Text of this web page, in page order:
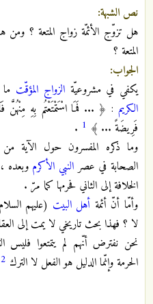
نص الشبهة:
هل تزوّج الأئمّة زواج المتعة ؟
المتعة ؟
الجواب:
يكفي في مشروعيّةالزواج المؤقّت
الكريم : ﴿ ... فَمَا اسْتَمْتَعْتُم بِهِ مِنْهُنَّ
فَرِيضَةً ... ﴾ 1
.
وما ذكره المفسرون حول الآية
الصحابة في عصر النبي الأكرم وبعده
الخلافة إلى الثاني فحرمها كما مرّ .
وأمّا أنّ أئمة أهل البيت (عليهم
لا ؟ فهذا بحث تاريخي لا يمت إلى
نحن نفترض أنّهم لم يتمتعوا فليس
الحرمة وإنّما الدليل هو الفعل لا الترك 2